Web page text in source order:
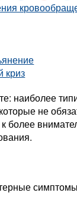
криз
наиболее
не
более